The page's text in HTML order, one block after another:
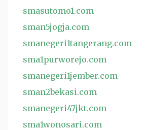
smasutomo1.com
sman5jogja.com
smanegeri1tangerang.com
sma1purworejo.com
smanegeri1jember.com
sman2bekasi.com
smanegeri47jkt.com
sma1wonosari.com